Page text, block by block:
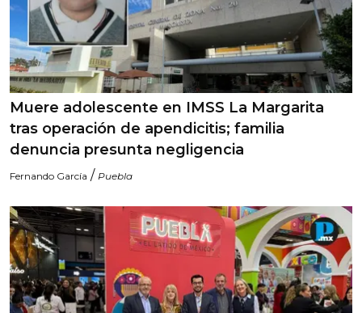
Muere adolescente en IMSS La Margarita
tras operación de apendicitis; familia
denuncia presunta negligencia
Fernando García / Puebla